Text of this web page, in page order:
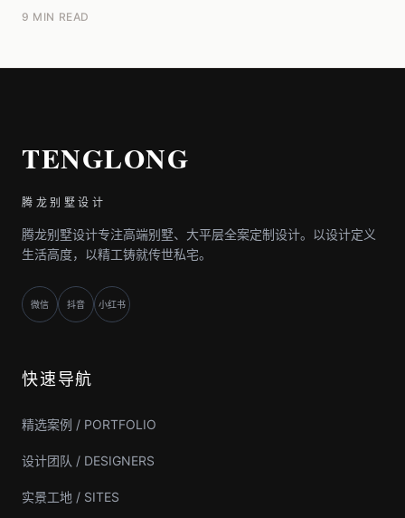
9 MIN READ
TENGLONG
腾龙别墅设计
腾龙别墅设计专注高端别墅、大平层全案定制设计。以设计定义
生活高度，以精工铸就传世私宅。
微信 抖音 小红书
快速导航
精选案例 / PORTFOLIO
设计团队 / DESIGNERS
实景工地 / SITES